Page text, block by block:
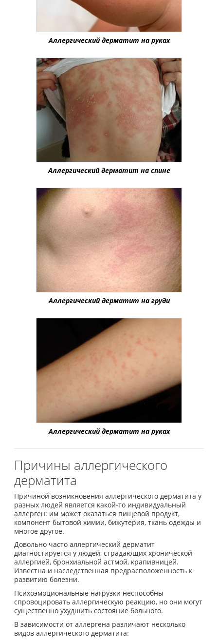
Аллергический дерматит на руках
Аллергический дерматит на спине
Аллергический дерматит на груди
Аллергический дерматит на руках
Причины аллергического
дерматита
Причиной возникновения аллергического дерматита у
разных людей является какой-то индивидуальный
аллерген: им может оказаться пищевой продукт,
компонент бытовой химии, бижутерия, ткань одежды и
многое другое.
Довольно часто аллергический дерматит
диагностируется у людей, страдающих хронической
аллергией, бронхиальной астмой, крапивницей.
Известна и наследственная предрасположенность к
развитию болезни.
Психоэмоциональные нагрузки неспособны
спровоцировать аллергическую реакцию, но они могут
существенно ухудшить состояние больного.
В зависимости от аллергена различают несколько
видов аллергического дерматита: